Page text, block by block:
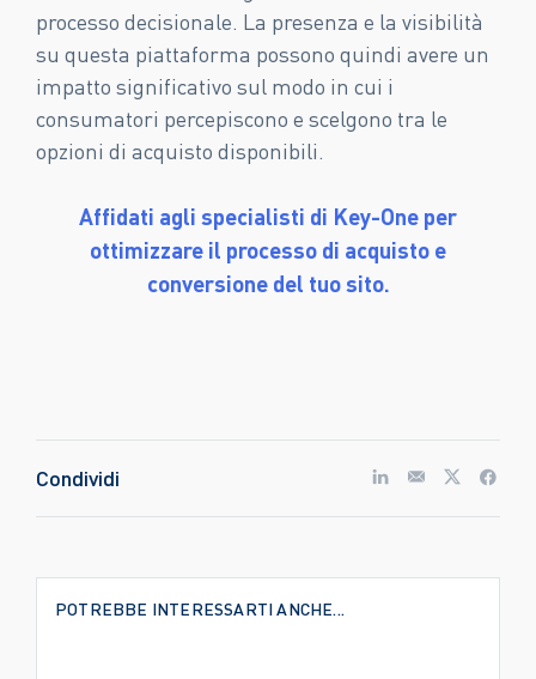
processo decisionale. La presenza e la visibilità
su questa piattaforma possono quindi avere un
impatto significativo sul modo in cui i
consumatori percepiscono e scelgono tra le
opzioni di acquisto disponibili.
Affidati agli specialisti di Key-One per
ottimizzare il processo di acquisto e
conversione del tuo sito.
Condividi
POTREBBE INTERESSARTI ANCHE...